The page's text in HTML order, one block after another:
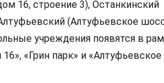
16, строение 3), Останкинский
(Алтуфьевское
учреждения появятся в
«Грин парк» и «Алтуфьевское